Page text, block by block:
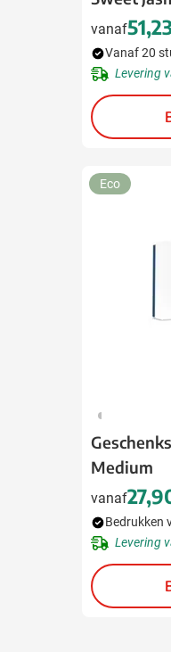
vanaf
Vanaf 20
Levering
325
Medium
vanaf
Eco
Bedrukken
Levering